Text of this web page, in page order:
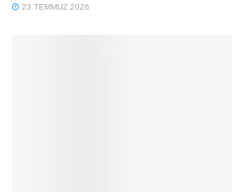
23 TEMMUZ 2026